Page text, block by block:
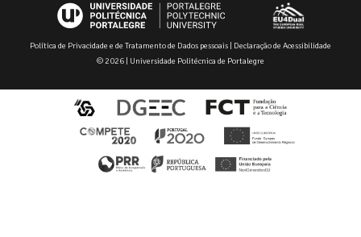
Política de Privacidade e de Tratamento de Dados pessoais
Declaração de Acessibilidade
© 2026 | Universidade Politécnica de Portalegre